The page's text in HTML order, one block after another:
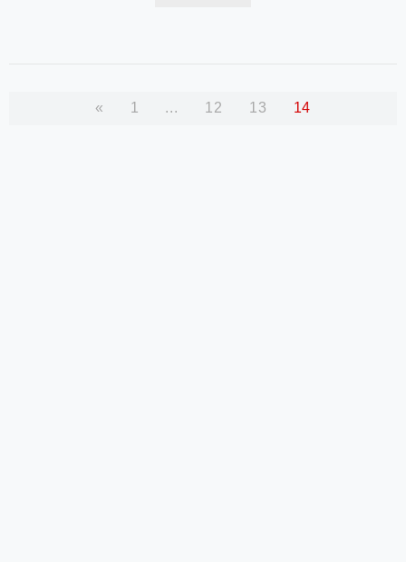
« 1 ... 12 13 14